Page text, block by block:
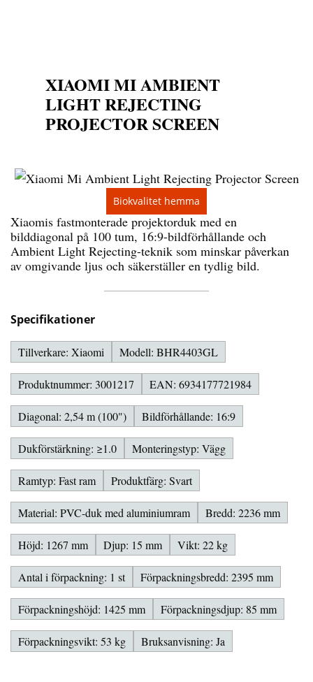
Biokvalitet hemma
XIAOMI MI AMBIENT
LIGHT REJECTING
PROJECTOR SCREEN
Xiaomis fastmonterade projektorduk med en
bilddiagonal på 100 tum, 16:9-bildförhållande och
Ambient Light Rejecting-teknik som minskar påverkan
av omgivande ljus och säkerställer en tydlig bild.
Specifikationer
Tillverkare: Xiaomi Modell: BHR4403GL
Produktnummer: 3001217 EAN: 6934177721984
Diagonal: 2,54 m (100") Bildförhållande: 16:9
Dukförstärkning: ≥1.0 Monteringstyp: Vägg
Ramtyp: Fast ram Produktfärg: Svart
Material: PVC-duk med aluminiumram Bredd: 2236 mm
Höjd: 1267 mm Djup: 15 mm Vikt: 22 kg
Antal i förpackning: 1 st Förpackningsbredd: 2395 mm
Förpackningshöjd: 1425 mm Förpackningsdjup: 85 mm
Förpackningsvikt: 53 kg Bruksanvisning: Ja